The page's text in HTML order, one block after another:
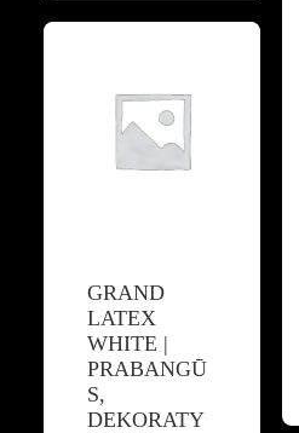
GRAND
LATEX
WHITE |
PRABANGŪ
S,
DEKORATY